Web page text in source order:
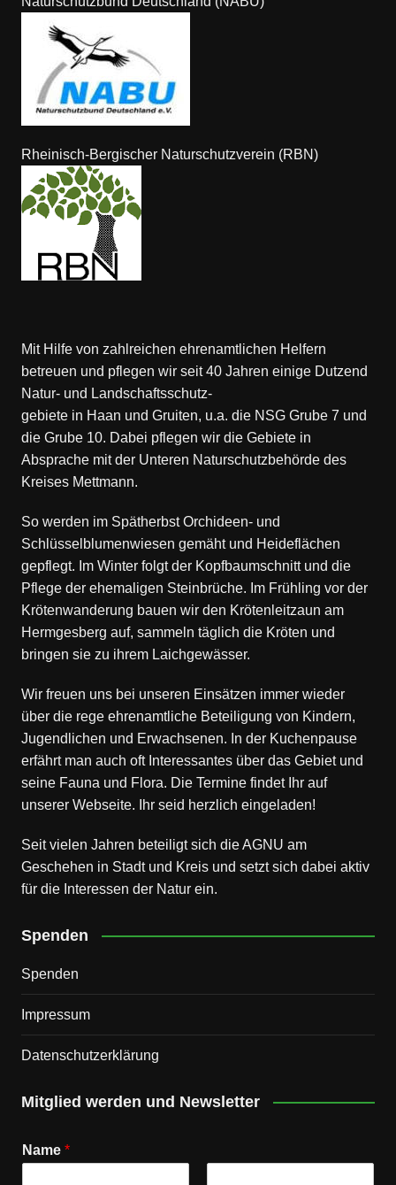
Rheinisch-Bergischer Naturschutzverein (RBN)
Mit Hilfe von zahlreichen ehrenamtlichen Helfern
betreuen und pflegen wir seit 40 Jahren einige Dutzend
Natur- und Landschaftsschutz-
gebiete in Haan und Gruiten, u.a. die NSG Grube 7 und
die Grube 10. Dabei pflegen wir die Gebiete in
Absprache mit der Unteren Naturschutzbehörde des
Kreises Mettmann.
So werden im Spätherbst Orchideen- und
Schlüsselblumenwiesen gemäht und Heideflächen
gepflegt. Im Winter folgt der Kopfbaumschnitt und die
Pflege der ehemaligen Steinbrüche. Im Frühling vor der
Krötenwanderung bauen wir den Krötenleitzaun am
Hermgesberg auf, sammeln täglich die Kröten und
bringen sie zu ihrem Laichgewässer.
Wir freuen uns bei unseren Einsätzen immer wieder
über die rege ehrenamtliche Beteiligung von Kindern,
Jugendlichen und Erwachsenen. In der Kuchenpause
erfährt man auch oft Interessantes über das Gebiet und
seine Fauna und Flora. Die Termine findet Ihr auf
unserer Webseite. Ihr seid herzlich eingeladen!
Seit vielen Jahren beteiligt sich die AGNU am
Geschehen in Stadt und Kreis und setzt sich dabei aktiv
für die Interessen der Natur ein.
Spenden
Spenden
Impressum
Datenschutz­erklärung
Mitglied werden und Newsletter
Name *